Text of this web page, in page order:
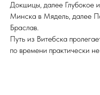
Докшицы, далее Глубокое
Минска в Мядель, далее
Браслав.
Путь из Витебска
по времени практически